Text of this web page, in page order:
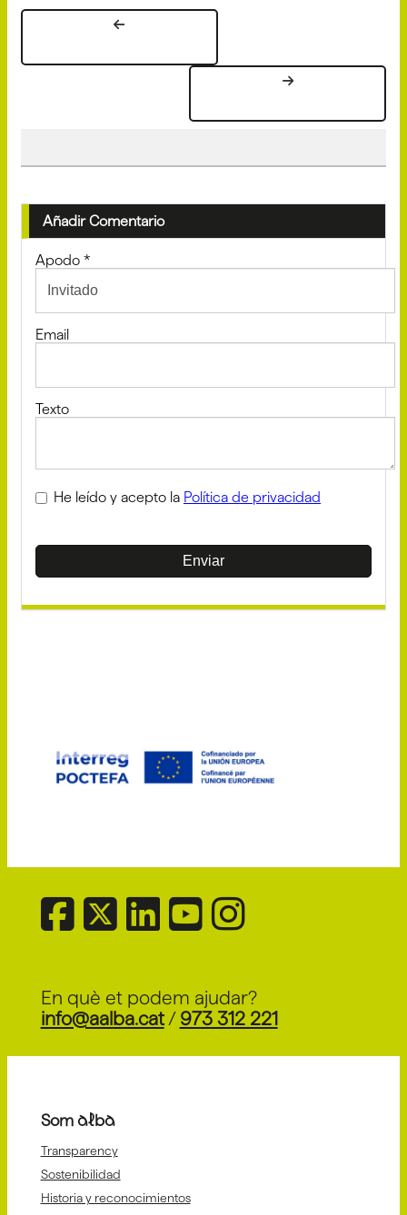
Añadir Comentario
Apodo *
Email
Texto
He leído y acepto la Política de privacidad
Enviar
En què et podem ajudar?
info@aalba.cat/ 973 312 221
Som alba
Transparency
Sostenibilidad
Historia y reconocimientos